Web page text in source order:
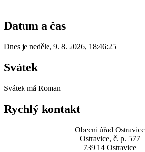
Datum a čas
Dnes je neděle, 9. 8. 2026, 18:46:25
Svátek
Svátek má Roman
Rychlý kontakt
Obecní úřad Ostravice
Ostravice, č. p. 577
739 14 Ostravice